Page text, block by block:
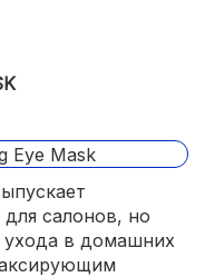
салонов, но
ухода в домашних